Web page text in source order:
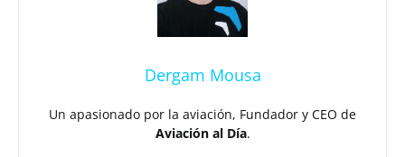
Dergam Mousa
Un apasionado por la aviación, Fundador y CEO de
Aviación al Día.